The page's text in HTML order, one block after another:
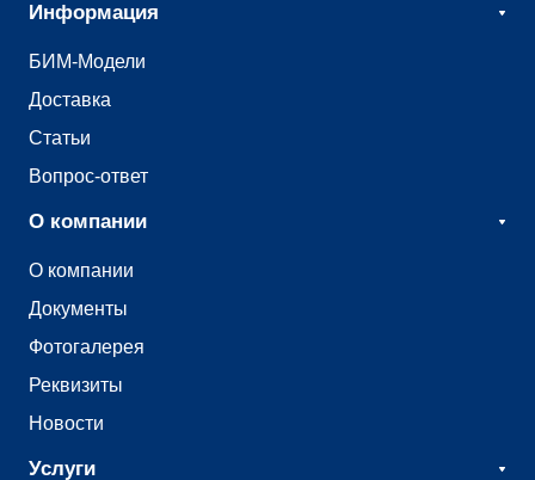
Информация
БИМ-Модели
Доставка
Статьи
Вопрос-ответ
О компании
О компании
Документы
Фотогалерея
Реквизиты
Новости
Услуги